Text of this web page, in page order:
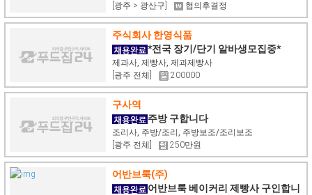
[광주 > 광산구]
협의후결정
주식회사 한영식품
*전국 장기/단기 알바생모집중*
제과사, 제빵사, 제과제빵사
[광주 전체]
200000
구사역
주방 구합니다
조리사, 주방/조리, 주방보조/조리보조
[광주 전체]
250만원
어반브룩(주)
어반브룩 베이커리 제빵사 구인합니